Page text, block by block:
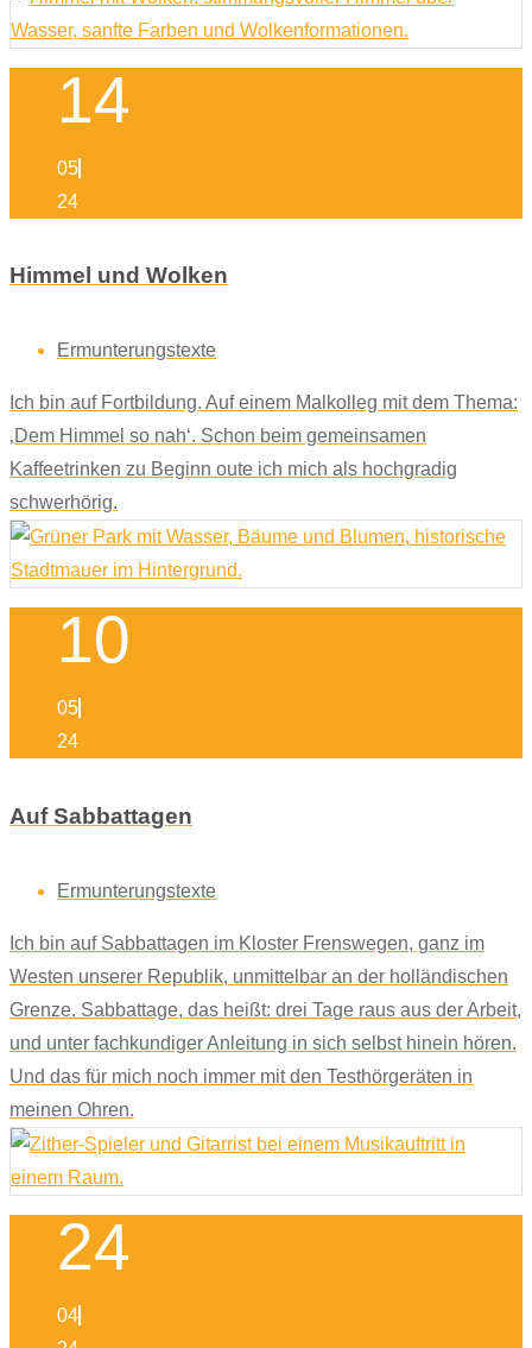
14
05
24
Himmel und Wolken
Ermunterungstexte
Ich bin auf Fortbildung. Auf einem Malkolleg mit dem Thema:
‚Dem Himmel so nah‘. Schon beim gemeinsamen
Kaffeetrinken zu Beginn oute ich mich als hochgradig
schwerhörig.
10
05
24
Auf Sabbattagen
Ermunterungstexte
Ich bin auf Sabbattagen im Kloster Frenswegen, ganz im
Westen unserer Republik, unmittelbar an der holländischen
Grenze. Sabbattage, das heißt: drei Tage raus aus der Arbeit,
und unter fachkundiger Anleitung in sich selbst hinein hören.
Und das für mich noch immer mit den Testhörgeräten in
meinen Ohren.
24
04